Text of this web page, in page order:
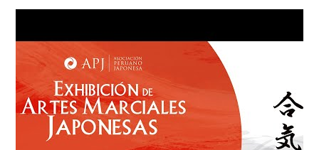
Teatro Peruano Japonés